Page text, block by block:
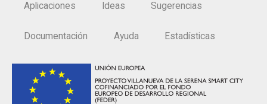
Aplicaciones Ideas Sugerencias
Documentación Ayuda Estadísticas